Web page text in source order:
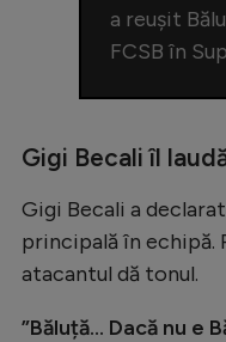
Ciclism
JO 2026
Intră în
a reușit
FCSB în
Gigi Becali îl
Gigi Becali a
principală în echipă.
atacantul dă tonul.
”Băluță... Dacă nu e